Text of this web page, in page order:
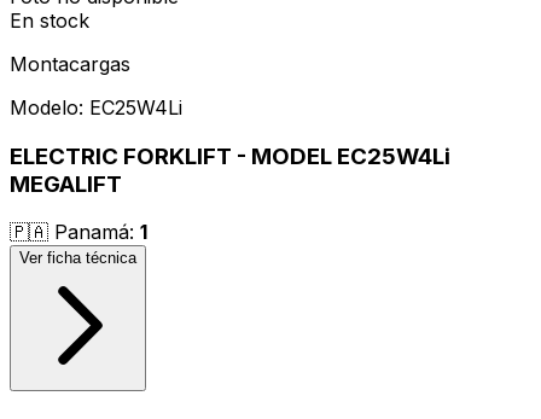
En stock
Montacargas
Modelo: EC25W4Li
ELECTRIC FORKLIFT - MODEL EC25W4Li
MEGALIFT
🇵🇦 Panamá: 1
Ver ficha técnica